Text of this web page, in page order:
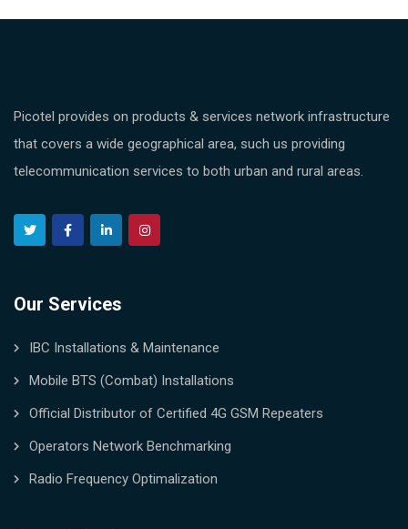
Picotel provides on products & services network infrastructure
that covers a wide geographical area, such us providing
telecommunication services to both urban and rural areas.
Our Services
IBC Installations & Maintenance
Mobile BTS (Combat) Installations
Official Distributor of Certified 4G GSM Repeaters
Operators Network Benchmarking
Radio Frequency Optimalization